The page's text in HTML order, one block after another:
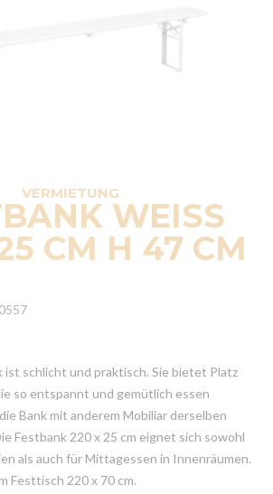
VERMIETUNG
WEISS
CM H 47 CM
ist schlicht und praktisch. Sie bietet Platz
so entspannt und gemütlich essen
Bank mit anderem Mobiliar derselben
Festbank 220 x 25 cm eignet sich sowohl
als auch für Mittagessen in Innenräumen.
Festtisch 220 x 70 cm.